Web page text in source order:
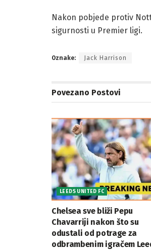
Nakon pobjede protiv
sigurnosti u Premier ligi.
Oznake: Jack Harrison
Povezano Postovi
LEEDS UNITED FC
Chelsea sve bliži Pepu
Chavarriji nakon što su
odustali od potrage za
odbrambenim igračem